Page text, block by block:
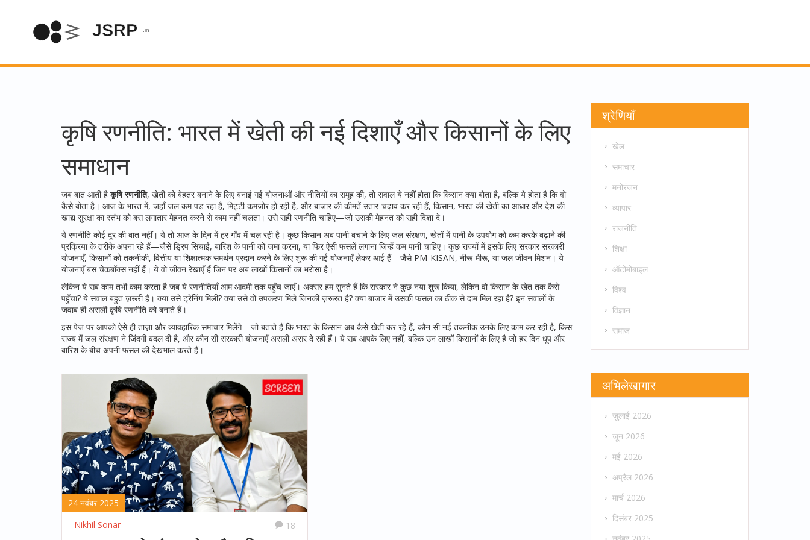
कृषि रणनीति: भारत में खेती की नई दिशाएँ और किसानों के लिए
समाधान
जब बात आती हैकृषि रणनीति, खेती को बेहतर बनाने के लिए बनाई गई योजनाओं और नीतियों का समूह की, तो सवाल ये नहीं होता कि किसान क्या बोता है, बल्कि ये होता है कि वो
कैसे बोता है। आज के भारत में, जहाँ जल कम पड़ रहा है, मिट्टी कमजोर हो रही है, और बाजार की कीमतें उतार-चढ़ाव कर रही हैं, किसान, भारत की खेती का आधार और देश की
खाद्य सुरक्षा का स्तंभको बस लगातार मेहनत करने से काम नहीं चलता। उसे सही रणनीति चाहिए—जो उसकी मेहनत को सही दिशा दे।
ये रणनीति कोई दूर की बात नहीं। ये तो आज के दिन में हर गाँव में चल रही है। कुछ किसान अब पानी बचाने के लिएजल संरक्षण, खेतों में पानी के उपयोग को कम करके बढ़ाने की
प्रक्रियाके तरीके अपना रहे हैं—जैसे ड्रिप सिंचाई, बारिश के पानी को जमा करना, या फिर ऐसी फसलें लगाना जिन्हें कम पानी चाहिए। कुछ राज्यों में इसके लिए सरकारसरकारी
योजनाएँ, किसानों को तकनीकी, वित्तीय या शिक्षात्मक समर्थन प्रदान करने के लिए शुरू की गई योजनाएँलेकर आई हैं—जैसे PM-KISAN, नीरू-मीरू, या जल जीवन मिशन। ये
योजनाएँ बस चेकबॉक्स नहीं हैं। ये वो जीवन रेखाएँ हैं जिन पर अब लाखों किसानों का भरोसा है।
लेकिन ये सब काम तभी काम करता है जब ये रणनीतियाँ आम आदमी तक पहुँच जाएँ। अक्सर हम सुनते हैं कि सरकार ने कुछ नया शुरू किया, लेकिन वो किसान के खेत तक कैसे
पहुँचा? ये सवाल बहुत ज़रूरी है। क्या उसे ट्रेनिंग मिली? क्या उसे वो उपकरण मिले जिनकी ज़रूरत है? क्या बाजार में उसकी फसल का ठीक से दाम मिल रहा है? इन सवालों के
जवाब ही असली कृषि रणनीति को बनाते हैं।
इस पेज पर आपको ऐसे ही ताज़ा और व्यावहारिक समाचार मिलेंगे—जो बताते हैं कि भारत के किसान अब कैसे खेती कर रहे हैं, कौन सी नई तकनीक उनके लिए काम कर रही है, किस
राज्य में जल संरक्षण ने ज़िंदगी बदल दी है, और कौन सी सरकारी योजनाएँ असली असर दे रही हैं। ये सब आपके लिए नहीं, बल्कि उन लाखों किसानों के लिए है जो हर दिन धूप और
बारिश के बीच अपनी फसल की देखभाल करते हैं।
24 नवंबर 2025
Nikhil Sonar
18
श्रेणियाँ
खेल
समाचार
मनोरंजन
व्यापार
राजनीति
शिक्षा
ऑटोमोबाइल
विश्व
विज्ञान
समाज
अभिलेखागार
जुलाई 2026
जून 2026
मई 2026
अप्रैल 2026
मार्च 2026
दिसंबर 2025